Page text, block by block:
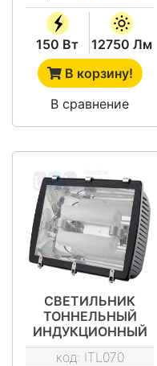
150 Вт
12750 Лм
В корзину!
В сравнение
СВЕТИЛЬНИК
ТОННЕЛЬНЫЙ
ИНДУКЦИОННЫЙ
ITL-TN002 250W
код: ITL070